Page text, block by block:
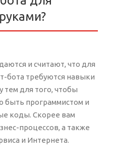
и считают, что для
бота требуются навыки
для того, чтобы
быть программистом и
коды. Скорее вам
процессов, а также
и Интернета.